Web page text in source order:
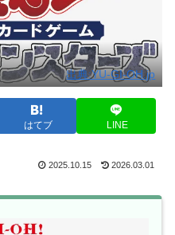
出典:YU-GI-OH.jp
はてブ LINE
2025.10.15 2026.03.01